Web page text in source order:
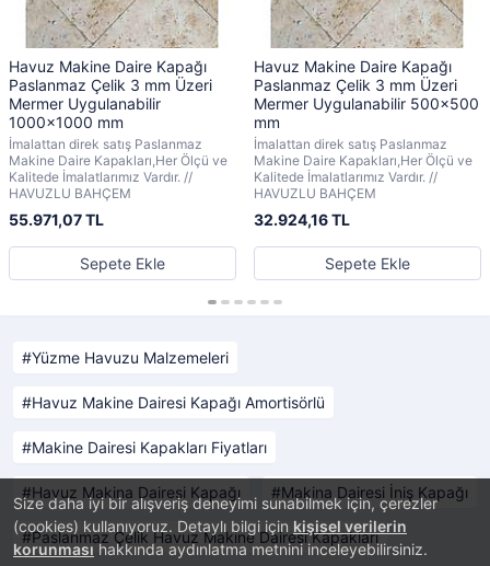
Size daha iyi bir alışveriş deneyimi sunabilmek için, çerezler
(cookies) kullanıyoruz. Detaylı bilgi için kişisel verilerin
korunmasıhakkında aydınlatma metnini inceleyebilirsiniz.
Havuz Makine Daire Kapağı
Paslanmaz Çelik 3 mm Üzeri
Mermer Uygulanabilir
1000x1000 mm
İmalattan direk satış Paslanmaz
Makine Daire Kapakları,Her Ölçü ve
Kalitede İmalatlarımız Vardır. //
HAVUZLU BAHÇEM
55.971,07 TL
Sepete Ekle
Havuz Makine Daire Kapağı
Paslanmaz Çelik 3 mm Üzeri
Mermer Uygulanabilir 500x500
mm
İmalattan direk satış Paslanmaz
Makine Daire Kapakları,Her Ölçü ve
Kalitede İmalatlarımız Vardır. //
HAVUZLU BAHÇEM
32.924,16 TL
Sepete Ekle
Yüzme Havuzu Malzemeleri
Havuz Makine Dairesi Kapağı Amortisörlü
Makine Dairesi Kapakları Fiyatları
Havuz Makina Dairesi Kapağı Makina Dairesi İniş Kapağı
Paslanmaz Çelik Havuz Makine Dairesi Kapakları